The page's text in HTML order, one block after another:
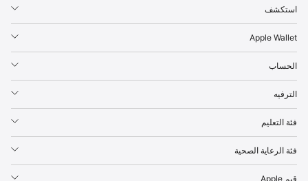
l
e
استكشف
Apple Wallet
الحساب
الترفيه
فئة التعليم
فئة الرعاية الصحية
قيم Apple